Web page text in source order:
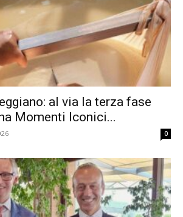
al via la terza fase
Momenti Iconici...
0